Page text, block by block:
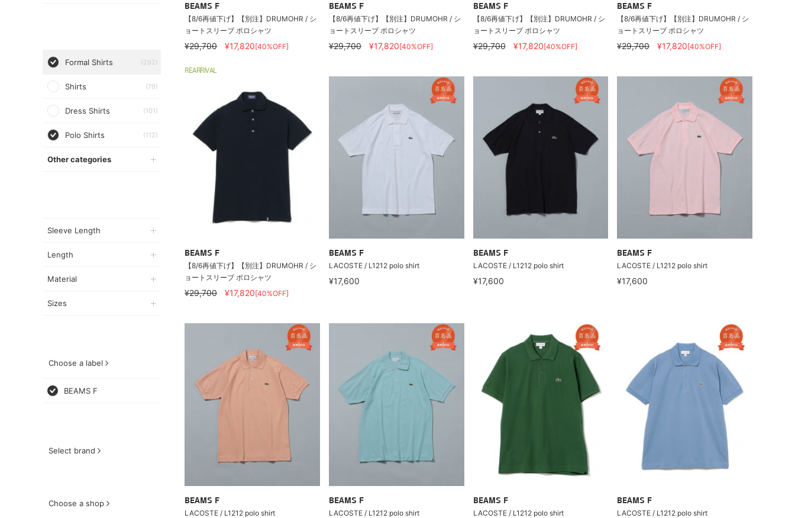
Formal Shirts (292)
Shirts (79)
Dress Shirts (101)
Polo Shirts (112)
Other categories
Sleeve Length
Length
Material
Sizes
Choose a label
BEAMS F
Select brand
Choose a shop
BEAMS F
【8/6再値下げ】【別注】DRUMOHR / シ
ョートスリーブ ポロシャツ
¥29,700 ¥17,820[40%OFF]
BEAMS F
【8/6再値下げ】【別注】DRUMOHR / シ
ョートスリーブ ポロシャツ
¥29,700 ¥17,820[40%OFF]
BEAMS F
【8/6再値下げ】【別注】DRUMOHR / シ
ョートスリーブ ポロシャツ
¥29,700 ¥17,820[40%OFF]
BEAMS F
【8/6再値下げ】【別注】DRUMOHR / シ
ョートスリーブ ポロシャツ
¥29,700 ¥17,820[40%OFF]
REARRIVAL
BEAMS F
【8/6再値下げ】【別注】DRUMOHR / シ
ョートスリーブ ポロシャツ
¥29,700 ¥17,820[40%OFF]
BEAMS F
LACOSTE / L1212 polo shirt
¥17,600
BEAMS F
LACOSTE / L1212 polo shirt
¥17,600
BEAMS F
LACOSTE / L1212 polo shirt
¥17,600
BEAMS F
LACOSTE / L1212 polo shirt
BEAMS F
LACOSTE / L1212 polo shirt
BEAMS F
LACOSTE / L1212 polo shirt
BEAMS F
LACOSTE / L1212 polo shirt